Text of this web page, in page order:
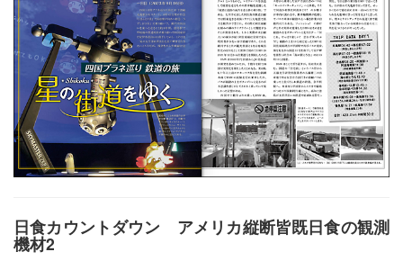
日食カウントダウン アメリカ縦断皆既日食の観測
機材2